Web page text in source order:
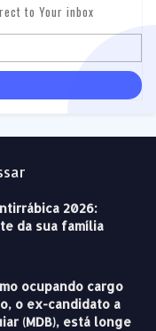
to Your inbox
2026:
da sua família
ocupando cargo
o ex-candidato a
(MDB), está longe